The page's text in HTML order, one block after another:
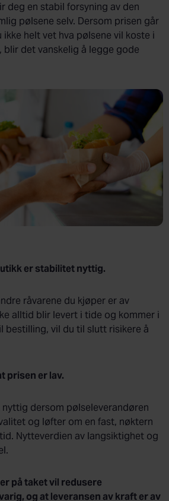
deg en stabil forsyning av den
pølsene selv. Dersom prisen går
helt vet hva pølsene vil koste i
blir det vanskelig å legge gode
er stabilitet nyttig.
råvarene du kjøper er av
alltid blir levert i tide og kommer i
bestilling, vil du til slutt risikere å
prisen er lav.
dersom pølseleverandøren
og løfter om en fast, nøktern
Nytteverdien av langsiktighet og
på taket vil redusere
og at leveransen av kraft er av